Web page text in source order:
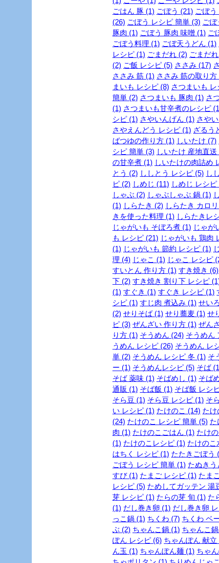
ごはん 豚 (1) ごぼう (21) ごぼ
(26) ごぼう レシピ 簡単 (3) ご
豚肉 (1) ごぼう 豚肉 味噌 (1) ご
ごぼう料理 (1) ごぼ天うどん (1)
レシピ (1) ごまだれ (2) ごまだ
(2) ご飯 レシピ (5) ささみ (17)
ささみ 筋 (1) ささみ 筋の取り方
まいも レシピ (8) さつまいも
簡単 (2) さつまいも 豚肉 (1) さ
(1) さつまいも甘辛煮のレシピ
シピ (1) さやいんげん (1) さや
さやえんどう レシピ (1) ざるう
ばつゆの作り方 (1) しいたけ (7)
シピ 簡単 (3) しいたけ 産地直送
の甘辛煮 (1) しいたけの肉詰め
とう (2) ししとう レシピ (5) し
ピ (2) しめじ (11) しめじ レシピ
しゃぶ (2) しゃぶしゃぶ 鍋 (1)
(1) しらたき (2) しらたき カロ
きを使った料理 (1) しらたきレ
じゃがいも そぼろ煮 (1) じゃが
も レシピ (21) じゃがいも 鶏肉
(1) じゃがいも 節約 レシピ (1)
理 (4) じゃこ (1) じゃこ レシピ
すいとん 作り方 (1) すき焼き (6)
下 (2) すき焼き 割り下 レシピ
(1) すぐき (1) すぐき レシピ (1)
シピ (1) すじ肉 煮込み (1) せい
(2) せりそば (1) せり蕎麦 (1) せ
ピ (3) ぜんざい 作り方 (1) ぜん
り方 (1) そうめん (24) そうめん
うめん レシピ (26) そうめん レ
単 (2) そうめん レシピ 冬 (1) そ
ー (1) そうめんレシピ (5) そば
そば 薬味 (1) そばめし (1) そば
通販 (1) そば飯 (1) そば飯 レシ
そら豆 (1) そら豆 レシピ (1) そ
い レシピ (1) たけのこ (14) たけ
(24) たけのこ レシピ 簡単 (5) た
肉 (1) たけのこごはん (1) たけ
(1) たけのこレシピ (1) たけのこ
はちく レシピ (1) たたきごぼう
ごぼう レシピ 簡単 (1) たぬきう
すび (1) たまご レシピ (1) たま
レシピ (5) ためしてガッテン 湯
芽 レシピ (1) たらの芽 旬 (1) た
(1) だし巻き卵 (1) だし巻き卵
っこ鍋 (1) ちくわ (7) ちくわ ベ
ぶ (2) ちゃんこ鍋 (1) ちゃんこ
ぽん レシピ (6) ちゃんぽん 献立
ん玉 (1) ちゃんぽん麺 (1) ちゃ